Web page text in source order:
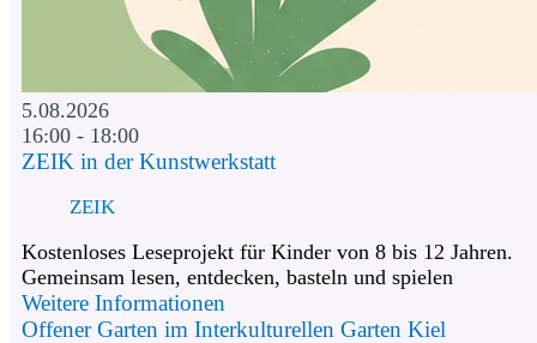
5.08.2026
16:00 - 18:00
ZEIK in der Kunstwerkstatt
ZEIK
Kostenloses Leseprojekt für Kinder von 8 bis 12 Jahren.
Gemeinsam lesen, entdecken, basteln und spielen
Weitere Informationen
Offener Garten im Interkulturellen Garten Kiel